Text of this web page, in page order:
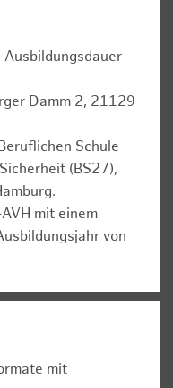
Damm 2, 21129
Schule
(BS27),
mit einem
von
mit